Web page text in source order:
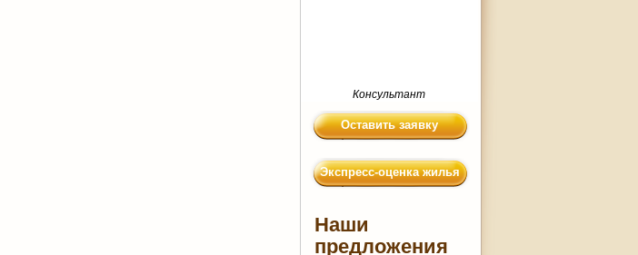
Консультант
Оставить заявку
Экспресс-оценка жилья
Наши
предложения